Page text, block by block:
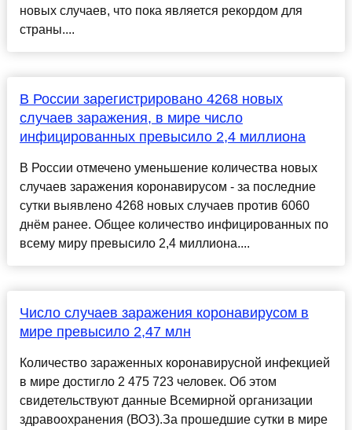
новых случаев, что пока является рекордом для
страны....
В России зарегистрировано 4268 новых
случаев заражения, в мире число
инфицированных превысило 2,4 миллиона
В России отмечено уменьшение количества новых
случаев заражения коронавирусом - за последние
сутки выявлено 4268 новых случаев против 6060
днём ранее. Общее количество инфицированных по
всему миру превысило 2,4 миллиона....
Число случаев заражения коронавирусом в
мире превысило 2,47 млн
Количество зараженных коронавирусной инфекцией
в мире достигло 2 475 723 человек. Об этом
свидетельствуют данные Всемирной организации
здравоохранения (ВОЗ).За прошедшие сутки в мире